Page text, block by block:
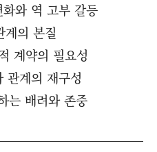
와 역 고부 갈등
의 본질
계약의 필요성
계의 재구성
는 배려와 존중